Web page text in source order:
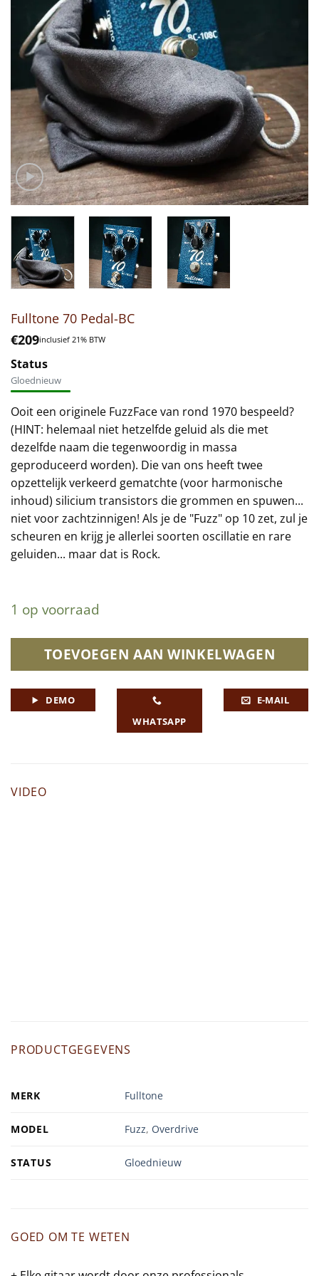
Fulltone 70 Pedal-BC
€209inclusief 21% BTW
Status
Gloednieuw
Ooit een originele FuzzFace van rond 1970 bespeeld?
(HINT: helemaal niet hetzelfde geluid als die met
dezelfde naam die tegenwoordig in massa
geproduceerd worden). Die van ons heeft twee
opzettelijk verkeerd gematchte (voor harmonische
inhoud) silicium transistors die grommen en spuwen...
niet voor zachtzinnigen! Als je de "Fuzz" op 10 zet, zul je
scheuren en krijg je allerlei soorten oscillatie en rare
geluiden... maar dat is Rock.
1 op voorraad
TOEVOEGEN AAN WINKELWAGEN
DEMO
WHATSAPP
E-MAIL
VIDEO
PRODUCTGEGEVENS
MERK Fulltone
MODEL Fuzz, Overdrive
STATUS Gloednieuw
GOED OM TE WETEN